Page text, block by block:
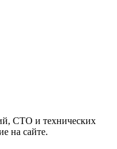
СТО и технических
на сайте.